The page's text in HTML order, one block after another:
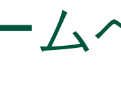
ム